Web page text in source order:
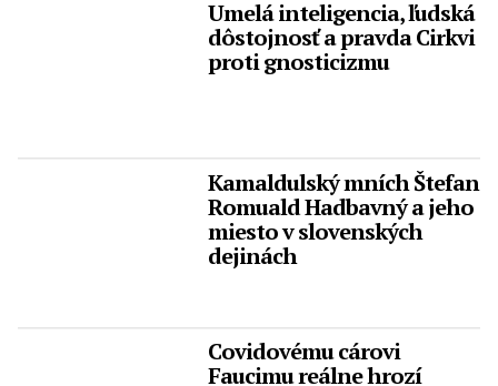
Umelá inteligencia, ľudská
dôstojnosť a pravda Cirkvi
proti gnosticizmu
Kamaldulský mních Štefan
Romuald Hadbavný a jeho
miesto v slovenských
dejinách
Covidovému cárovi
Faucimu reálne hrozí